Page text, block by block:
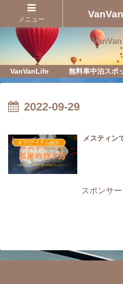
Just another
VanVanLife 無料車中泊スポ
2022-09-29
ギア/アイテム紹介
メスティン
スポンサ
メニュー